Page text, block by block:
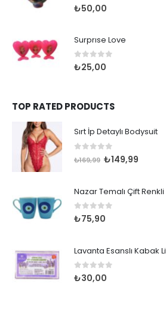
0 out of 5
₺50,00
Surprıse Love
0 out of 5
₺25,00
TOP RATED PRODUCTS
Sırt İp Detaylı Bodysuit
out of 5
₺169,99 Orijinal
₺149,99
Nazar Temalı Çift
0 out of 5
₺75,90
Lavanta Esanslı Kabak
0 out of 5
₺30,00